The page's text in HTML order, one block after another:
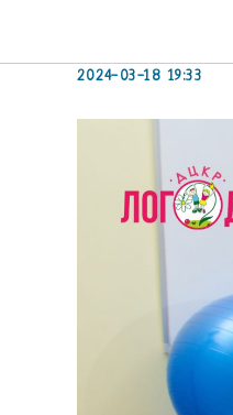
2024-03-18 19:33